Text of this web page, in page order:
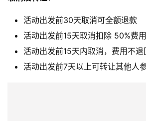
活动出发前30天取消可全额退款
活动出发前15天取消扣除 50%费用
活动出发前15天内取消，费用不退
活动出发前7天以上可转让其他人